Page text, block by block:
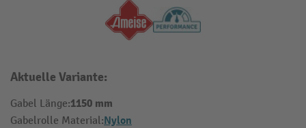
Aktuelle Variante:
Gabel Länge:1150 mm
Gabelrolle Material:Nylon